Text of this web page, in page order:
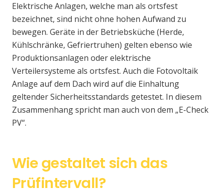
Elektrische Anlagen, welche man als ortsfest
bezeichnet, sind nicht ohne hohen Aufwand zu
bewegen. Geräte in der Betriebsküche (Herde,
Kühlschränke, Gefriertruhen) gelten ebenso wie
Produktionsanlagen oder elektrische
Verteilersysteme als ortsfest. Auch die Fotovoltaik
Anlage auf dem Dach wird auf die Einhaltung
geltender Sicherheitsstandards getestet. In diesem
Zusammenhang spricht man auch von dem „E-Check
PV“.
Wie gestaltet sich das
Prüfintervall?